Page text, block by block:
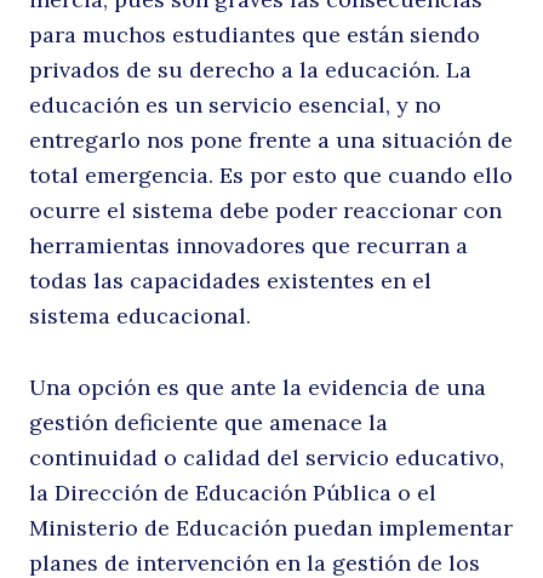
Buscar
para muchos estudiantes que están siendo
privados de su derecho a la educación. La
educación es un servicio esencial, y no
entregarlo nos pone frente a una situación de
total emergencia. Es por esto que cuando ello
ocurre el sistema debe poder reaccionar con
herramientas innovadores que recurran a
todas las capacidades existentes en el
sistema educacional.
Una opción es que ante la evidencia de una
gestión deficiente que amenace la
continuidad o calidad del servicio educativo,
la Dirección de Educación Pública o el
Ministerio de Educación puedan implementar
planes de intervención en la gestión de los